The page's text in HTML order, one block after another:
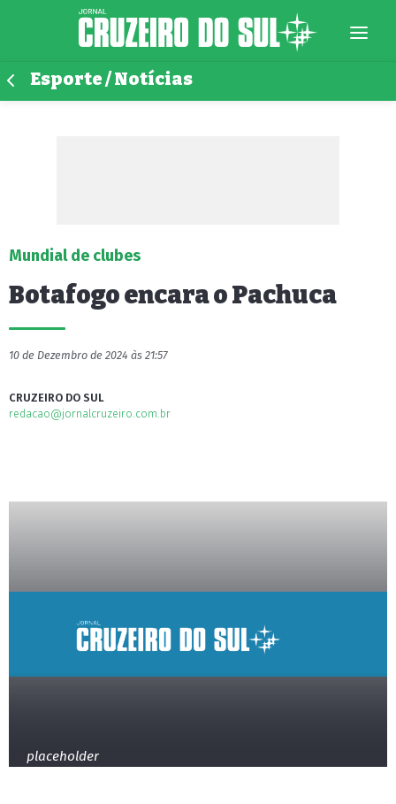
Esporte / Notícias
Mundial de clubes
Botafogo encara o Pachuca
10 de Dezembro de 2024 às 21:57
CRUZEIRO DO SUL
redacao@jornalcruzeiro.com.br
placeholder